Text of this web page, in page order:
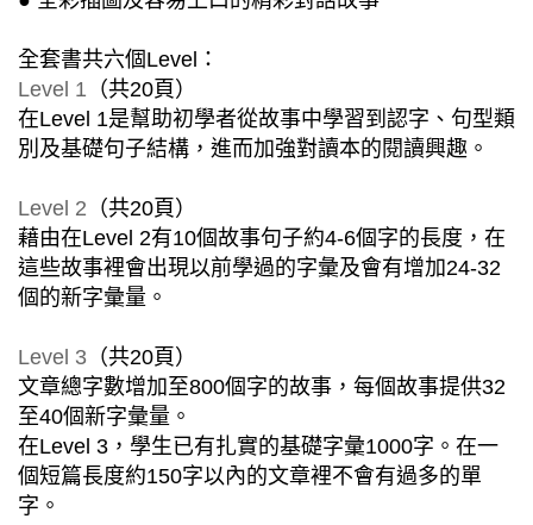
全套書共六個Level：
Level 1 （共20頁）
在Level 1是幫助初學者從故事中學習到認字、句型類
別及基礎句子結構，進而加強對讀本的閱讀興趣。
Level 2 （共20頁）
藉由在Level 2有10個故事句子約4-6個字的長度，在
這些故事裡會出現以前學過的字彙及會有增加24-32
個的新字彙量。
Level 3 （共20頁）
文章總字數增加至800個字的故事，每個故事提供32
至40個新字彙量。
在Level 3，學生已有扎實的基礎字彙1000字。在一
個短篇長度約150字以內的文章裡不會有過多的單
字。